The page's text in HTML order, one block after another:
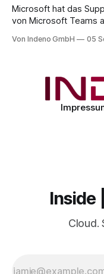
Microsoft hat das
von Microsoft Teams
Support eingestellt,
Von Indeno GmbH 05
Inside
Cloud.